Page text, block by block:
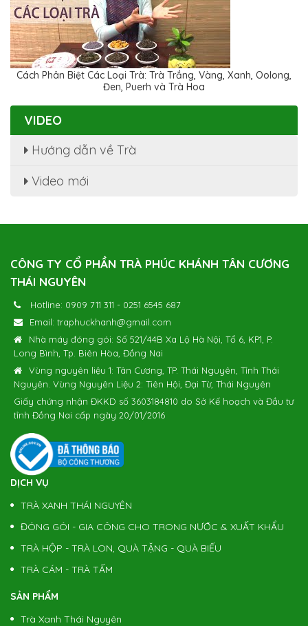
Cách Phân Biệt Các Loại Trà: Trà Trắng, Vàng, Xanh, Oolong,
Đen, Puerh và Trà Hoa
VIDEO
Hướng dẫn về Trà
Video mới
CÔNG TY CỔ PHẦN TRÀ PHÚC KHÁNH TÂN CƯƠNG
THÁI NGUYÊN
Hotline: 0909 711 311 - 0251 6545 687
Email: traphuckhanh@gmail.com
Nhà máy đóng gói: Số 521/44B Xa Lộ Hà Nội, Tổ 6, KP1, P.
Long Bình, Tp. Biên Hòa, Đồng Nai
Vùng nguyên liệu 1: Tân Cương, TP. Thái Nguyên, Tỉnh Thái
Nguyên. Vùng Nguyên Liệu 2: Tiên Hội, Đại Từ, Thái Nguyên
Giấy chứng nhận ĐKKD số 3603184810 do Sở Kế hoạch và Đầu tư
tỉnh Đồng Nai cấp ngày 20/01/2016
DỊCH VỤ
TRÀ XANH THÁI NGUYÊN
ĐÓNG GÓI - GIA CÔNG CHO TRONG NƯỚC & XUẤT KHẨU
TRÀ HỘP - TRÀ LON, QUÀ TẶNG - QUÀ BIẾU
TRÀ CÁM - TRÀ TẤM
SẢN PHẨM
Trà Xanh Thái Nguyên